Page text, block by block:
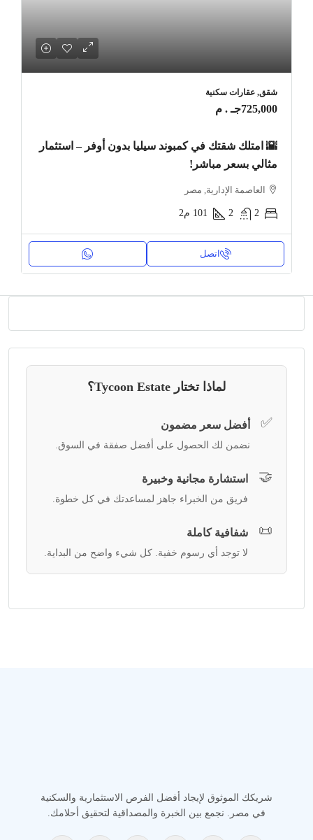
شقق, عقارات سكنية
725,000جـ . م
🌇 امتلك شقتك في كمبوند سيليا بدون أوفر – استثمار
مثالي بسعر مباشر!
العاصمة الإدارية, مصر
2
2
101 م2
اتصل
لماذا تختار Tycoon Estate؟
✅ أفضل سعر مضمون
نضمن لك الحصول على أفضل صفقة في السوق.
🤝 استشارة مجانية وخبيرة
فريق من الخبراء جاهز لمساعدتك في كل خطوة.
📜 شفافية كاملة
لا توجد أي رسوم خفية. كل شيء واضح من البداية.
شريكك الموثوق لإيجاد أفضل الفرص الاستثمارية والسكنية
في مصر. نجمع بين الخبرة والمصداقية لتحقيق أحلامك.